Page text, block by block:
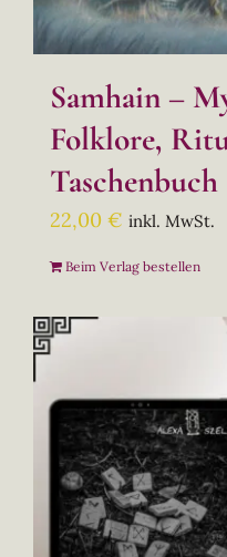
Samhain –
Folklore,
Taschenbuch
22,00 € inkl. MwSt.
Beim Verlag bestellen